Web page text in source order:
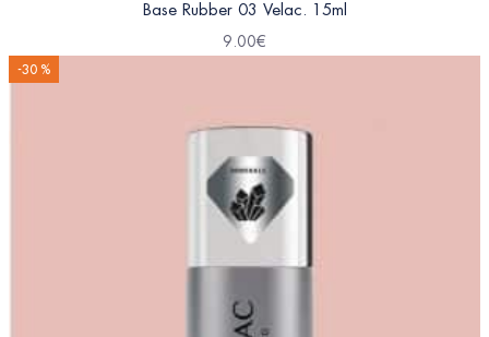
Base Rubber 03 Velac. 15ml
9.00€
-30 %